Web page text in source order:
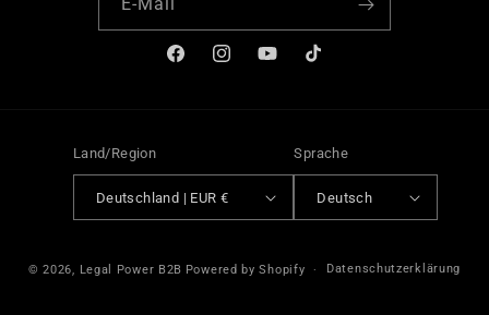
FacebookInstagramYouTubeTikTok
Land/Region
Deutschland | EUR €
Sprache
Deutsch
© 2026, Legal Power B2B Powered by Shopify Datenschutzerklärung